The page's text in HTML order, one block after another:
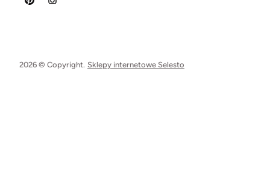
2026 © Copyright. Sklepy internetowe Selesto